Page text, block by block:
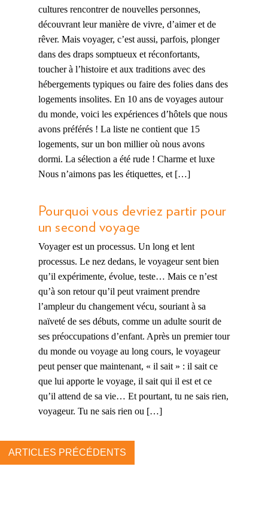
cultures rencontrer de nouvelles personnes,
découvrant leur manière de vivre, d’aimer et de
rêver. Mais voyager, c’est aussi, parfois, plonger
dans des draps somptueux et réconfortants,
toucher à l’histoire et aux traditions avec des
hébergements typiques ou faire des folies dans des
logements insolites. En 10 ans de voyages autour
du monde, voici les expériences d’hôtels que nous
avons préférés ! La liste ne contient que 15
logements, sur un bon millier où nous avons
dormi. La sélection a été rude ! Charme et luxe
Nous n’aimons pas les étiquettes, et […]
Pourquoi vous devriez partir pour
un second voyage
Voyager est un processus. Un long et lent
processus. Le nez dedans, le voyageur sent bien
qu’il expérimente, évolue, teste… Mais ce n’est
qu’à son retour qu’il peut vraiment prendre
l’ampleur du changement vécu, souriant à sa
naïveté de ses débuts, comme un adulte sourit de
ses préoccupations d’enfant. Après un premier tour
du monde ou voyage au long cours, le voyageur
peut penser que maintenant, « il sait » : il sait ce
que lui apporte le voyage, il sait qui il est et ce
qu’il attend de sa vie… Et pourtant, tu ne sais rien,
voyageur. Tu ne sais rien ou […]
ARTICLES PRÉCÉDENTS